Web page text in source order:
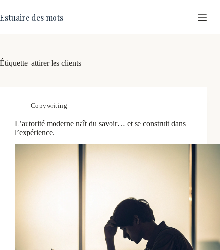
Estuaire des mots
Étiquette attirer les clients
Copywriting
L’autorité moderne naît du savoir… et se construit dans
l’expérience.